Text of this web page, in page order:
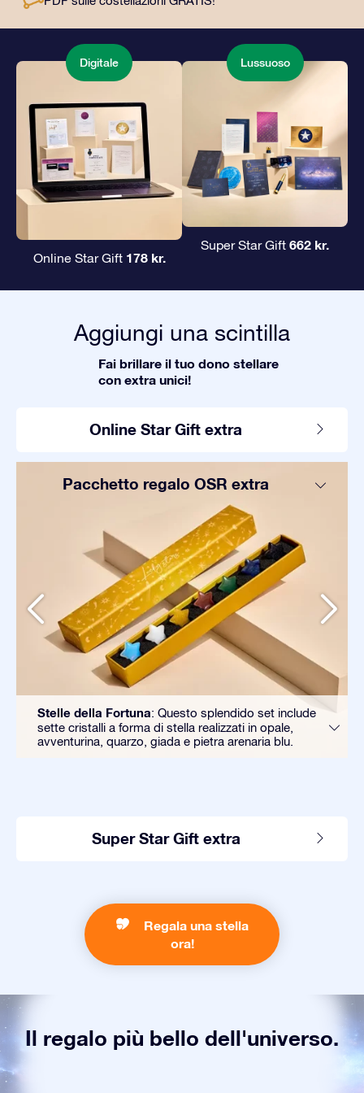
Digitale
Online Star Gift 178 kr.
Lussuoso
Super Star Gift 662 kr.
Aggiungi una scintilla
Fai brillare il tuo dono stellare
con extra unici!
Online Star Gift extra
Pacchetto regalo OSR extra
Stelle della Fortuna: Questo splendido set include
sette cristalli a forma di stella realizzati in opale,
avventurina, quarzo, giada e pietra arenaria blu.
Super Star Gift extra
Regala una stella
ora!
Il regalo più bello dell'universo.